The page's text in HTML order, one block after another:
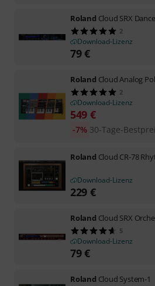
Roland Cloud SRX
2
Download-Lizenz
79€
Roland Cloud Analog
2
Download-Lizenz
549 €
30-Tage-
-7%
Roland Cloud CR-78
Download-Lizenz
229 €
Roland Cloud SRX
5
Download-Lizenz
79€
Roland Cloud System-1